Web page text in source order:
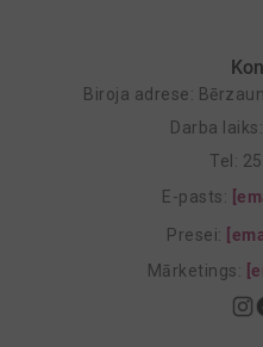
Biroja adrese:
Darba
Tel:
E-pasts:
Presei:
Mārketings: